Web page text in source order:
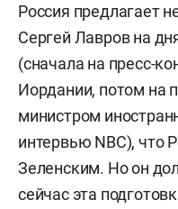
С 2006 года —
комплексных
исследований
мировой политики
старший
международных
мировой экономики
Россия предлагает
Сергей Лавров на
(сначала на пресс-
Иордании, потом на
министром
интервью NBC), что
Зеленским. Но он
сейчас эта